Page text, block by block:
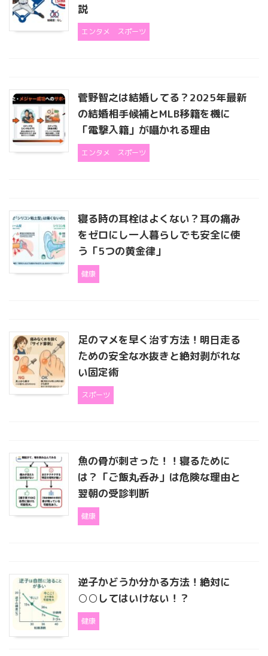
説
エンタメ スポーツ
菅野智之は結婚してる？2025年最新
の結婚相手候補とMLB移籍を機に
「電撃入籍」が囁かれる理由
エンタメ スポーツ
寝る時の耳栓はよくない？耳の痛み
をゼロにし一人暮らしでも安全に使
う「5つの黄金律」
健康
足のマメを早く治す方法！明日走る
ための安全な水抜きと絶対剥がれな
い固定術
スポーツ
魚の骨が刺さった！！寝るために
は？「ご飯丸呑み」は危険な理由と
翌朝の受診判断
健康
逆子かどうか分かる方法！絶対に
○○してはいけない！？
健康